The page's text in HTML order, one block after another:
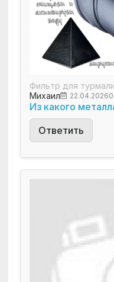
Фильтр для
Михаил
22.04.20260
Из какого
Ответить